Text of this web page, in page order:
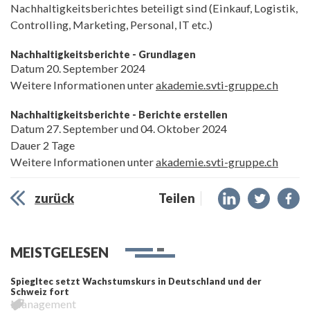
Nachhaltigkeitsberichtes beteiligt sind (Einkauf, Logistik,
Controlling, Marketing, Personal, IT etc.)
Nachhaltigkeitsberichte - Grundlagen
Datum 20. September 2024
Weitere Informationen unterakademie.svti-gruppe.ch
Nachhaltigkeitsberichte - Berichte erstellen
Datum 27. September und 04. Oktober 2024
Dauer 2 Tage
Weitere Informationen unterakademie.svti-gruppe.ch
zurück Teilen
MEISTGELESEN
Spiegltec setzt Wachstumskurs in Deutschland und der
Schweiz fort
Management